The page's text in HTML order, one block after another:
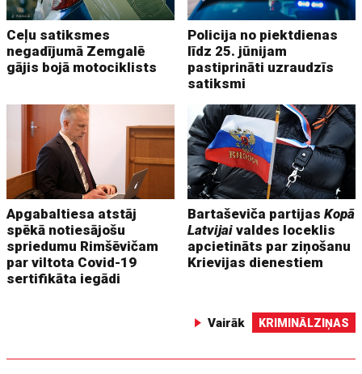
Ceļu satiksmes
negadījumā Zemgalē
gājis bojā motociklists
Policija no piektdienas
līdz 25. jūnijam
pastiprināti uzraudzīs
satiksmi
Apgabaltiesa atstāj
spēkā notiesājošu
spriedumu Rimšēvičam
par viltota Covid-19
sertifikāta iegādi
Bartaševiča partijasKopā
Latvijai valdes loceklis
apcietināts par ziņošanu
Krievijas dienestiem
Vairāk KRIMINĀLZIŅAS